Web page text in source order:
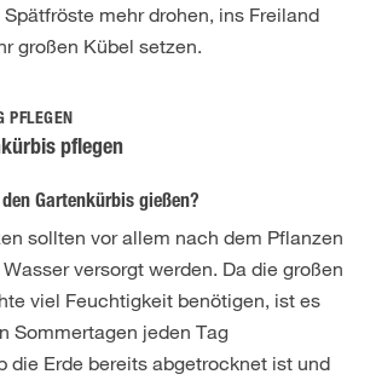
mehr drohen, ins Freiland
großen Kübel setzen.
PFLEGEN
pflegen
Gartenkürbis gießen?
sollten vor allem nach dem Pflanzen
versorgt werden. Da die großen
viel Feuchtigkeit benötigen, ist es
Sommertagen jeden Tag
die Erde bereits abgetrocknet ist und